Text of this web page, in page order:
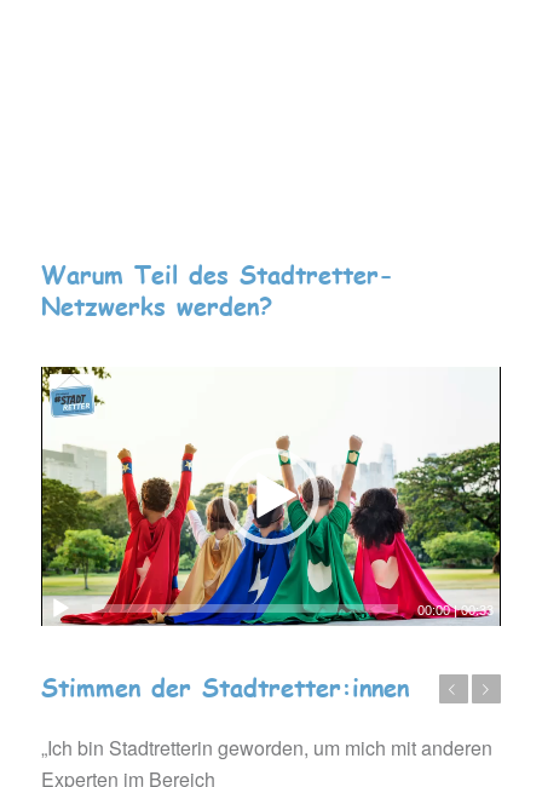
Warum Teil des Stadtretter-
Netzwerks werden?
00:00|00:33
Stimmen der Stadtretter:innen
ZurückWeiter
„Ich bin Stadtretterin geworden, um mich mit anderen
Experten im Bereich